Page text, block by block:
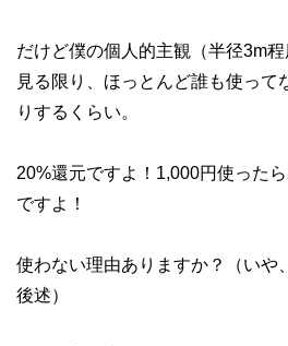
だけど僕の個人的主観（半径3m
見る限り、ほっとんど誰も使って
りするくらい。
20%還元ですよ！1,000円使った
ですよ！
使わない理由ありますか？（い
後述）